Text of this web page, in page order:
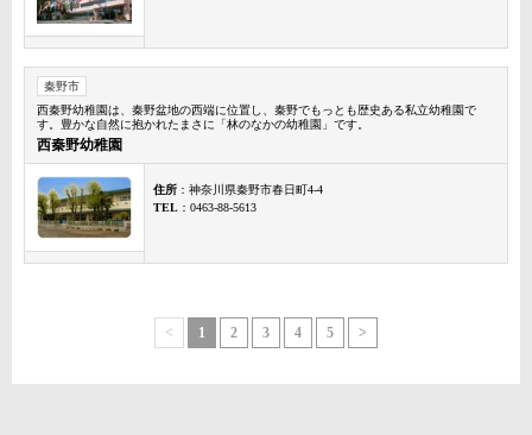
秦野市
西秦野幼稚園は、秦野盆地の西端に位置し、秦野でもっとも歴史ある私立幼稚園で
す。豊かな自然に抱かれたまさに「林のなかの幼稚園」です。
西秦野幼稚園
住所 ：神奈川県秦野市春日町4-4
TEL ：0463-88-5613
< 1 2 3 4 5 >